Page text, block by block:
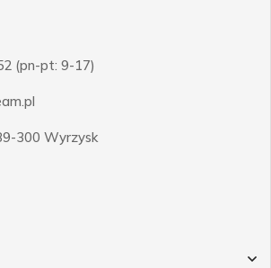
(pn-pt: 9-17)
300 Wyrzysk